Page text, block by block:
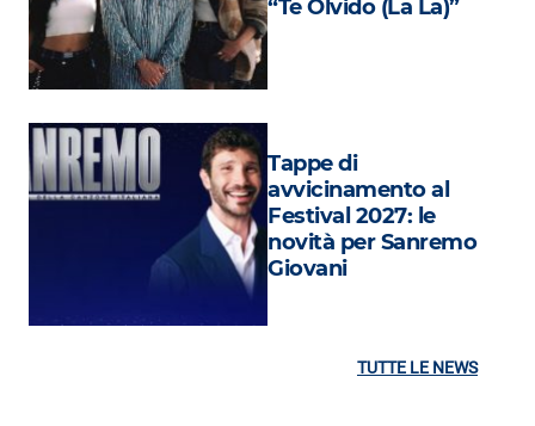
“Te Olvido (La La)”
Tappe di
avvicinamento al
Festival 2027: le
novità per Sanremo
Giovani
TUTTE LE NEWS